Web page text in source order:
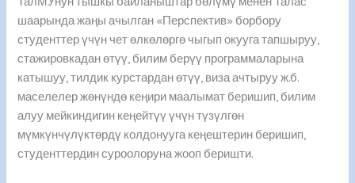
шаарында жаңы ачылган «Перспектив» борбору
студенттер үчүн чет өлкөлөргө чыгып окууга тапшыруу,
стажировкадан өтүү, билим берүү программаларына
катышуу, тилдик курстардан өтүү, виза ачтыруу ж.б.
маселелер жөнүндө кеңири маалымат беришип, билим
алуу мейкиндигин кеңейтүү үчүн түзүлгөн
мүмкүнчүлүктөрдү колдонууга кеңештерин беришип,
студенттердин суроолоруна жооп беришти.
үчүн
чет
өлкөлөргө
чыгып
окууга
тапшыруу,
стажировкадан
өтүү.